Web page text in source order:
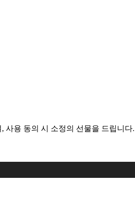
사용 동의 시 소정의 선물을 드립니다.